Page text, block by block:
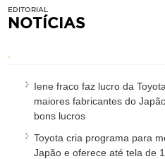
EDITORIAL
NOTÍCIAS
.
Iene fraco faz lucro da
maiores fabricantes do
bons lucros
Toyota cria programa para
Japão e oferece até tela de